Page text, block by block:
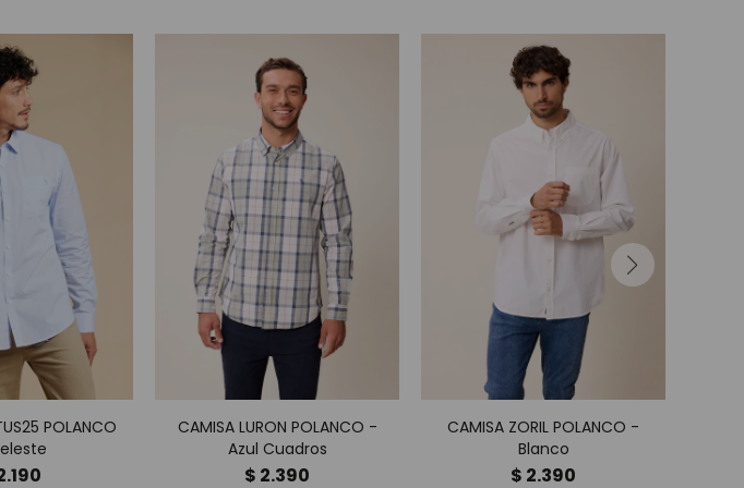
POLANCO
CAMISA LURON POLANCO -
Azul Cuadros
$ 2.390
CAMISA ZORIL POLANCO -
Blanco
$ 2.390